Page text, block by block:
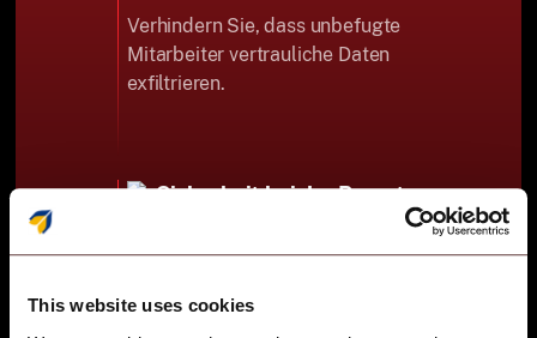
This website uses cookies
Verhindern Sie, dass unbefugte
Mitarbeiter vertrauliche Daten
exfiltrieren.
Sicherheit bei der Remote-
Gerätekontrollsoftware auf hybride